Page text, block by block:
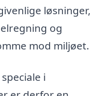
løsninger,
og
mod miljøet.
i